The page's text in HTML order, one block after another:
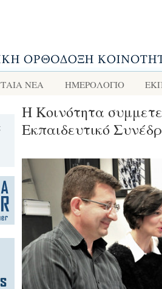
ΝΕΑ ΗΜΕΡΟΛΟΓΙΟ
Η Κοινότητα
Εκπαιδευτικό